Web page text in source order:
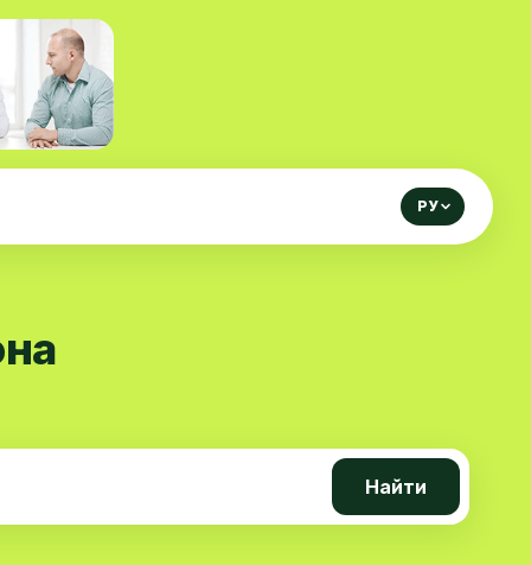
РУ
Найти